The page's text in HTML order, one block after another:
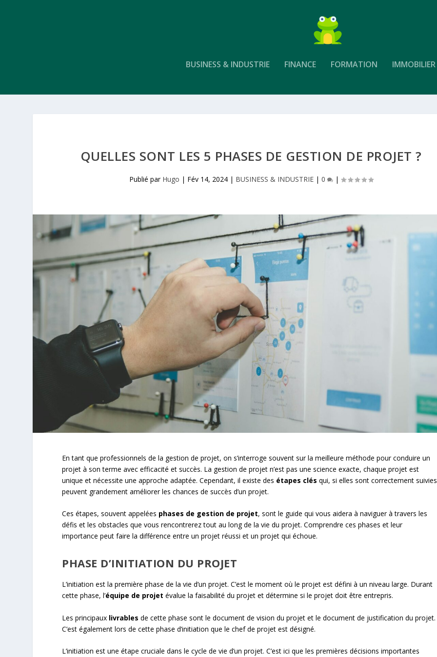
BUSINESS & INDUSTRIE FINANCE FORMATION IMMOBILIER
QUELLES SONT LES 5 PHASES DE GESTION DE PROJET ?
Publié par Hugo | Fév 14, 2024| BUSINESS & INDUSTRIE| 0 |
En tant que professionnels de la gestion de projet, on s’interroge souvent sur la meilleure méthode pour conduire un
projet à son terme avec efficacité et succès. La gestion de projet n’est pas une science exacte, chaque projet est
unique et nécessite une approche adaptée. Cependant, il existe des étapes clés qui, si elles sont correctement
peuvent grandement améliorer les chances de succès d’un projet.
Ces étapes, souvent appelées phases de gestion de projet, sont le guide qui vous aidera à naviguer à travers les
défis et les obstacles que vous rencontrerez tout au long de la vie du projet. Comprendre ces phases et leur
importance peut faire la différence entre un projet réussi et un projet qui échoue.
PHASE D’INITIATION DU PROJET
L’initiation est la première phase de la vie d’un projet. C’est le moment où le projet est défini à un niveau large. Durant
cette phase, l’équipe de projet évalue la faisabilité du projet et détermine si le projet doit être entrepris.
Les principaux livrables de cette phase sont le document de vision du projet et le document de justification du projet.
C’est également lors de cette phase d’initiation que le chef de projet est désigné.
L’initiation est une étape cruciale dans le cycle de vie d’un projet. C’est ici que les premières décisions importantes